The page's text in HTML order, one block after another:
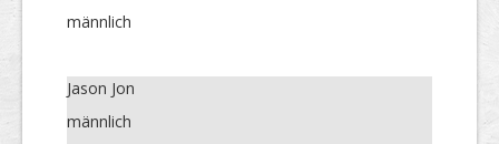
männlich
Jason Jon
männlich